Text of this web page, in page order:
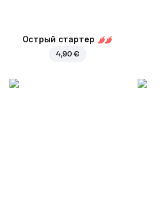
Острый стартер
4,90 €